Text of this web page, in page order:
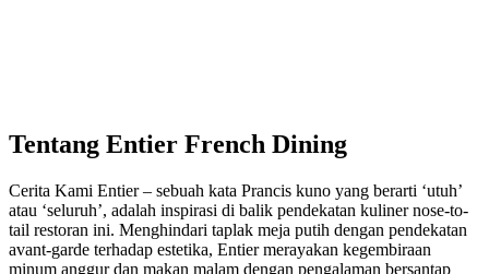
Tentang Entier French Dining
Cerita Kami Entier – sebuah kata Prancis kuno yang berarti ‘utuh’
atau ‘seluruh’, adalah inspirasi di balik pendekatan kuliner nose-to-
tail restoran ini. Menghindari taplak meja putih dengan pendekatan
avant-garde terhadap estetika, Entier merayakan kegembiraan
minum anggur dan makan malam dengan pengalaman bersantap